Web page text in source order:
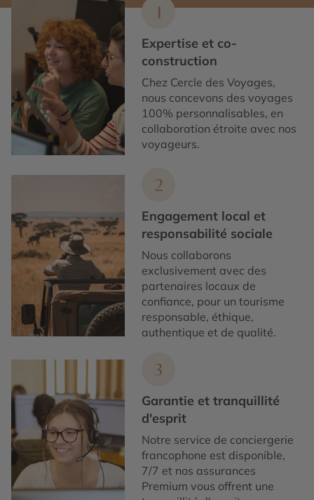
1
Expertise et co-
construction
Chez Cercle des Voyages,
nous concevons des voyages
100% personnalisables, en
collaboration étroite avec nos
voyageurs.
2
Engagement local et
responsabilité sociale
Nous collaborons
exclusivement avec des
partenaires locaux de
confiance, pour un tourisme
responsable, éthique,
authentique et de qualité.
3
Garantie et tranquillité
d'esprit
Notre service de conciergerie
francophone est disponible,
7/7 et nos assurances
Premium vous offrent une